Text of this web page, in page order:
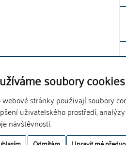
soubory cookies
webové stránky používají soubory
uživatelského prostředí,
návštěvnosti.